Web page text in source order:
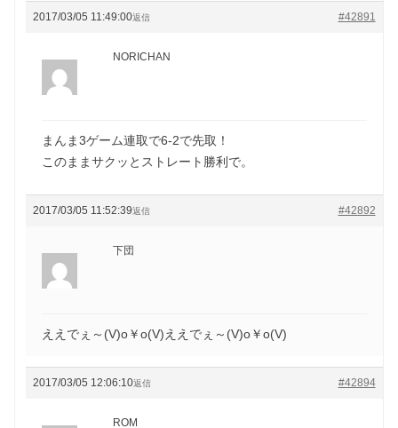
2017/03/05 11:49:00 #42891
返信
NORICHAN
まんま3ゲーム連取で6-2で先取！
このままサクッとストレート勝利で。
2017/03/05 11:52:39 #42892
返信
下団
ええでぇ～(V)o￥o(V)ええでぇ～(V)o￥o(V)
2017/03/05 12:06:10 #42894
返信
ROM